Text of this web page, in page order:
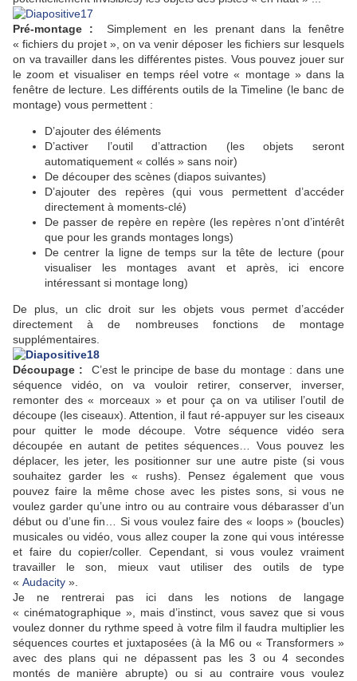
Pré-montage :Simplement en les prenant dans la fenêtre
« fichiers du projet », on va venir déposer les fichiers sur lesquels
on va travailler dans les différentes pistes. Vous pouvez jouer sur
le zoom et visualiser en temps réel votre « montage » dans la
fenêtre de lecture. Les différents outils de la Timeline (le banc de
montage) vous permettent :
D’ajouter des éléments
D’activer l’outil d’attraction (les objets seront
automatiquement « collés » sans noir)
De découper des scènes (diapos suivantes)
D’ajouter des repères (qui vous permettent d’accéder
directement à moments-clé)
De passer de repère en repère (les repères n’ont d’intérêt
que pour les grands montages longs)
De centrer la ligne de temps sur la tête de lecture (pour
visualiser les montages avant et après, ici encore
intéressant si montage long)
De plus, un clic droit sur les objets vous permet d’accéder
directement à de nombreuses fonctions de montage
supplémentaires.
Découpage : C’est le principe de base du montage : dans une
séquence vidéo, on va vouloir retirer, conserver, inverser,
remonter des « morceaux » et pour ça on va utiliser l’outil de
découpe (les ciseaux). Attention, il faut ré-appuyer sur les ciseaux
pour quitter le mode découpe. Votre séquence vidéo sera
découpée en autant de petites séquences… Vous pouvez les
déplacer, les jeter, les positionner sur une autre piste (si vous
souhaitez garder les « rushs). Pensez également que vous
pouvez faire la même chose avec les pistes sons, si vous ne
voulez garder qu’une intro ou au contraire vous débarasser d’un
début ou d’une fin… Si vous voulez faire des « loops » (boucles)
musicales ou vidéo, vous allez couper la zone qui vous intéresse
et faire du copier/coller. Cependant, si vous voulez vraiment
travailler le son, mieux vaut utiliser des outils de type
« Audacity ».
Je ne rentrerai pas ici dans les notions de langage
« cinématographique », mais d’instinct, vous savez que si vous
voulez donner du rythme speed à votre film il faudra multiplier les
séquences courtes et juxtaposées (à la M6 ou « Transformers »
avec des plans qui ne dépassent pas les 3 ou 4 secondes
montés de manière abrupte) ou si au contraire vous voulez